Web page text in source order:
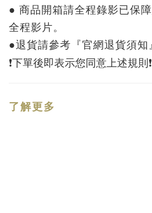
● 商品開箱請全程錄影已保
全程影片。
●退貨請參考『官網退貨須知』
❗️下單後即表示您同意上述規則❗️
了解更多